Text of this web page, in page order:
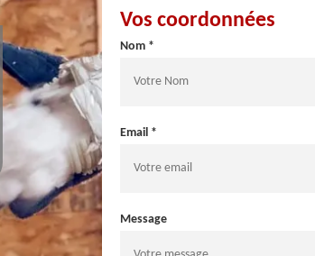
Vos coordonnées
Nom *
Email *
Message